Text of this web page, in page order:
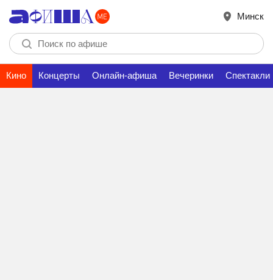
Минск
Кино Концерты Онлайн-афиша Вечеринки Спектакли